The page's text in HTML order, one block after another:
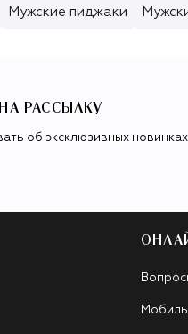
Мужские пиджаки
РАССЫЛКУ
об эксклюзивных